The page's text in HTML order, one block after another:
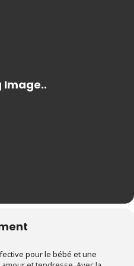
pour le bébé et une